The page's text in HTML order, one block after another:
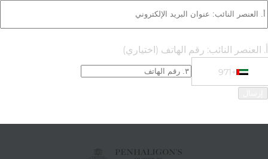
أ. العنصر النائب: رقم الهاتف (اختياري)
+971
+971 United Arab Emirates (‫الإمارات العربية المتحدة‬‎)
Phone Number